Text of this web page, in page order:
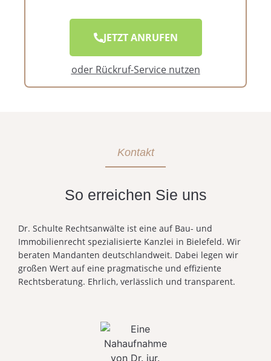
JETZT ANRUFEN
oder Rückruf-Service nutzen
Kontakt
So erreichen Sie uns
Dr. Schulte Rechtsanwälte ist eine auf Bau- und
Immobilienrecht spezialisierte Kanzlei in Bielefeld. Wir
beraten Mandanten deutschlandweit. Dabei legen wir
großen Wert auf eine pragmatische und effiziente
Rechtsberatung. Ehrlich, verlässlich und transparent.